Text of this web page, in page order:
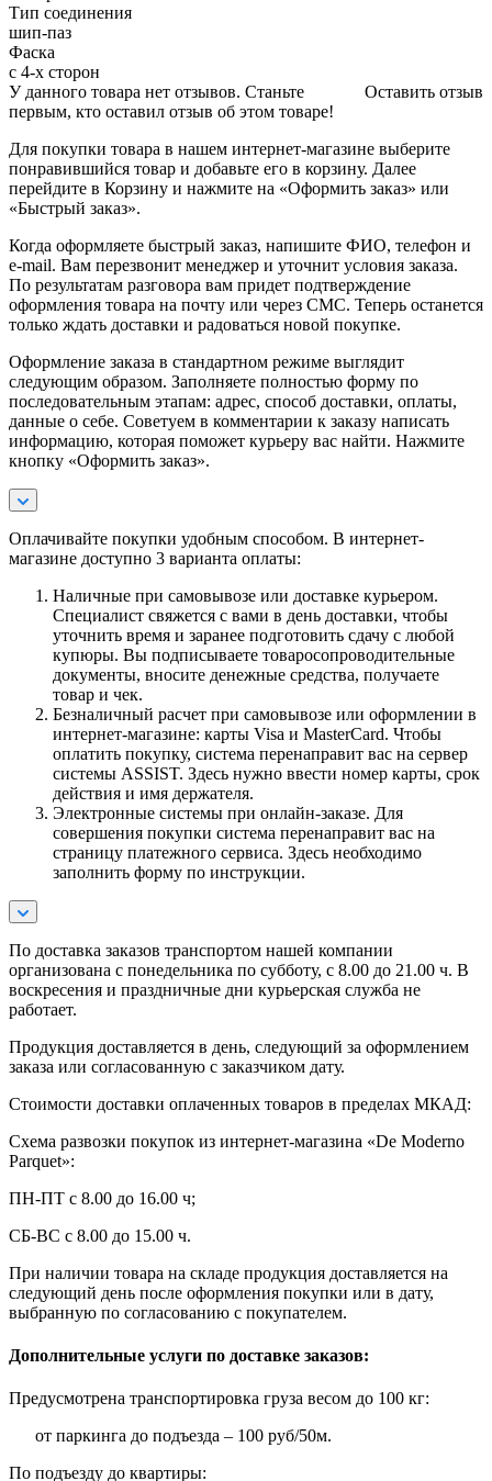
Тип соединения
шип-паз
Фаска
с 4-х сторон
Оставить отзыв
У данного товара нет отзывов. Станьте
первым, кто оставил отзыв об этом товаре!
Для покупки товара в нашем интернет-магазине выберите
понравившийся товар и добавьте его в корзину. Далее
перейдите в Корзину и нажмите на «Оформить заказ» или
«Быстрый заказ».
Когда оформляете быстрый заказ, напишите ФИО, телефон и
e-mail. Вам перезвонит менеджер и уточнит условия заказа.
По результатам разговора вам придет подтверждение
оформления товара на почту или через СМС. Теперь останется
только ждать доставки и радоваться новой покупке.
Оформление заказа в стандартном режиме выглядит
следующим образом. Заполняете полностью форму по
последовательным этапам: адрес, способ доставки, оплаты,
данные о себе. Советуем в комментарии к заказу написать
информацию, которая поможет курьеру вас найти. Нажмите
кнопку «Оформить заказ».
Оплачивайте покупки удобным способом. В интернет-
магазине доступно 3 варианта оплаты:
Наличные при самовывозе или доставке курьером.
Специалист свяжется с вами в день доставки, чтобы
уточнить время и заранее подготовить сдачу с любой
купюры. Вы подписываете товаросопроводительные
документы, вносите денежные средства, получаете
товар и чек.
Безналичный расчет при самовывозе или оформлении в
интернет-магазине: карты Visa и MasterCard. Чтобы
оплатить покупку, система перенаправит вас на сервер
системы ASSIST. Здесь нужно ввести номер карты, срок
действия и имя держателя.
Электронные системы при онлайн-заказе. Для
совершения покупки система перенаправит вас на
страницу платежного сервиса. Здесь необходимо
заполнить форму по инструкции.
По доставка заказов транспортом нашей компании
организована с понедельника по субботу, с 8.00 до 21.00 ч. В
воскресения и праздничные дни курьерская служба не
работает.
Продукция доставляется в день, следующий за оформлением
заказа или согласованную с заказчиком дату.
Стоимости доставки оплаченных товаров в пределах МКАД:
Схема развозки покупок из интернет-магазина «De Moderno
Parquet»:
ПН-ПТ с 8.00 до 16.00 ч;
СБ-ВС с 8.00 до 15.00 ч.
При наличии товара на складе продукция доставляется на
следующий день после оформления покупки или в дату,
выбранную по согласованию с покупателем.
Дополнительные услуги по доставке заказов:
Предусмотрена транспортировка груза весом до 100 кг:
от паркинга до подъезда – 100 руб/50м.
По подъезду до квартиры: